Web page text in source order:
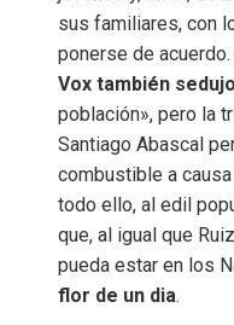
sus familiares, con
ponerse de
Vox también sedujo
población», pero la
Santiago Abascal
combustible a
todo ello, al edil
que, al igual que
pueda estar en los
flor de un dia.